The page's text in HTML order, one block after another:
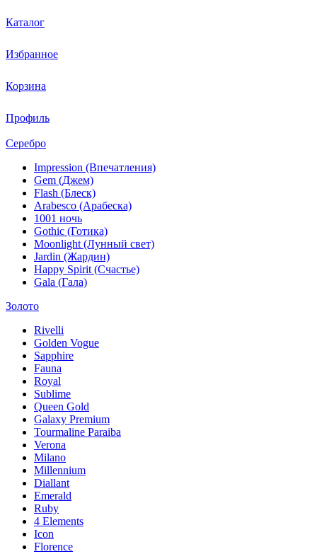
Каталог
Избранное
Корзина
Профиль
Серебро
Impression (Впечатления)
Gem (Джем)
Flash (Блеск)
Arabesco (Арабеска)
1001 ночь
Gothic (Готика)
Moonlight (Лунный свет)
Jardin (Жардин)
Happy Spirit (Счастье)
Gala (Гала)
Золото
Rivelli
Golden Vogue
Sapphire
Fauna
Royal
Sublime
Queen Gold
Galaxy Premium
Tourmaline Paraiba
Verona
Milano
Millennium
Diallant
Emerald
Ruby
4 Elements
Icon
Florence